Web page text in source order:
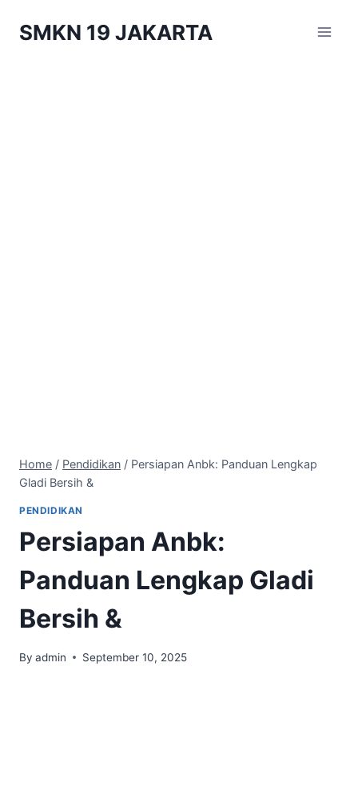
SMKN 19 JAKARTA
Home / Pendidikan / Persiapan Anbk: Panduan Lengkap
Gladi Bersih &
PENDIDIKAN
Persiapan Anbk:
Panduan Lengkap Gladi
Bersih &
By admin September 10, 2025